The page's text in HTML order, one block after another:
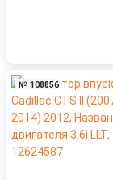
№ 108856